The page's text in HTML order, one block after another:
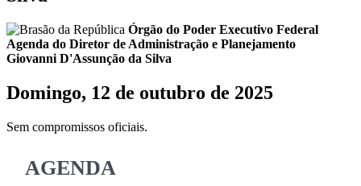
Órgão do Poder Executivo Federal
Agenda do Diretor de Administração e Planejamento
Giovanni D'Assunção da Silva
Domingo, 12 de outubro de 2025
Sem compromissos oficiais.
AGENDA